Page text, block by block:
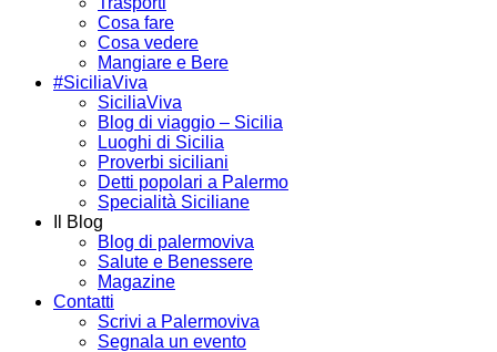
Cosa fare
Cosa vedere
Mangiare e Bere
#SiciliaViva
SiciliaViva
Blog di viaggio – Sicilia
Luoghi di Sicilia
Proverbi siciliani
Detti popolari a Palermo
Specialità Siciliane
Il Blog
Blog di palermoviva
Salute e Benessere
Magazine
Contatti
Scrivi a Palermoviva
Segnala un evento